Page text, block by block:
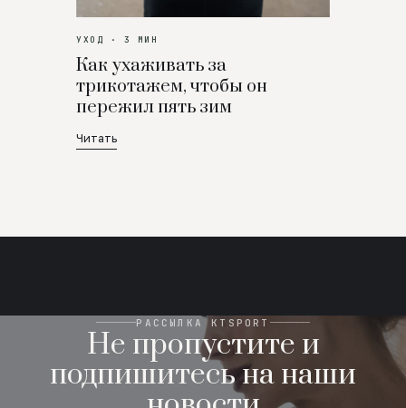
УХОД · 3 МИН
Как ухаживать за
трикотажем, чтобы он
пережил пять зим
Читать
РАССЫЛКА KTSPORT
Не пропустите и
подпишитесь на наши